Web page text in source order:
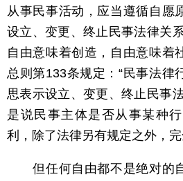
从事民事活动，应当遵循自愿
设立、变更、终止民事法律关
自由意味着创造，自由意味着
总则第133条规定：“民事法律
思表示设立、变更、终止民事
是说民事主体是否从事某种
利，除了法律另有规定之外，完
但任何自由都不是绝对的